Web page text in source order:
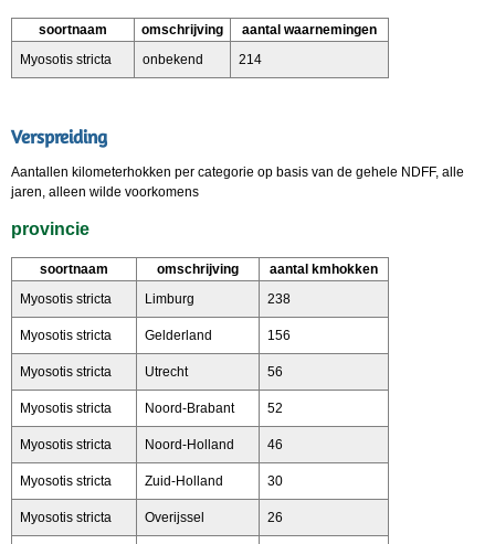
soortnaam omschrijving
aantal waarnemingen
Myosotis stricta
onbekend 214
Verspreiding
Aantallen kilometerhokken per categorie op basis van de gehele NDFF, alle
jaren, alleen wilde voorkomens
provincie
soortnaam omschrijving
aantal kmhokken
Myosotis stricta
Limburg 238
Myosotis stricta Gelderland 156
Myosotis stricta Utrecht 56
Myosotis stricta Noord-Brabant 52
Myosotis stricta Noord-Holland 46
Myosotis stricta Zuid-Holland 30
Myosotis stricta Overijssel 26